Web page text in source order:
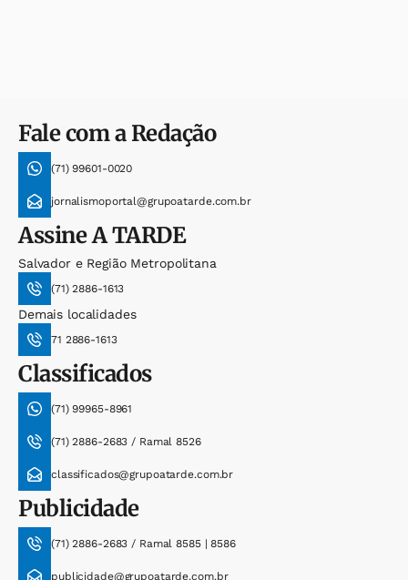
Fale com a Redação
(71) 99601-0020
jornalismoportal@grupoatarde.com.br
AssineA TARDE
Salvador e Região Metropolitana
(71) 2886-1613
Demais localidades
71 2886-1613
Classificados
(71) 99965-8961
(71) 2886-2683 / Ramal 8526
classificados@grupoatarde.com.br
Publicidade
(71) 2886-2683 / Ramal 8585 | 8586
publicidade@grupoatarde.com.br